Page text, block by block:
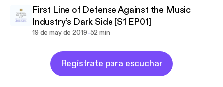
First Line of Defense Against the Music
Industry’s Dark Side [S1 EP01]
19 de may de 2019-52 min
Regístrate para escuchar